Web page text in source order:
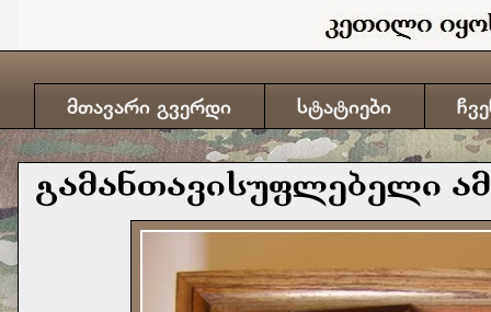
მთავარი გვერდი სტატიები
გამანთავისუფლებელი